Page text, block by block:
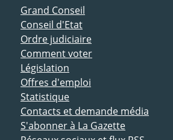
ACCÈS DIRECT
Grand Conseil
Conseil d'Etat
Ordre judiciaire
Comment voter
Législation
Offres d'emploi
Statistique
Contacts et demande média
S'abonner à La Gazette